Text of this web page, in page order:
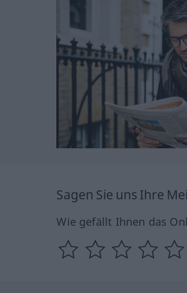
Sagen Sie uns Ihre
Wie gefällt Ihnen das